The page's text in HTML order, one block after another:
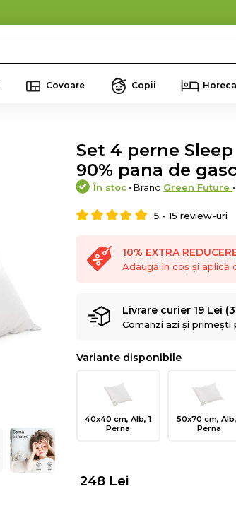
Covoare Copii Horeca
Set 4 perne
90% pana de
În stoc • Brand Green Future
5 -15 review-uri
10% EXTRA
Adaugă în coș și
Livrare curier 19 Lei
Comanzi azi și primești
Variante disponibile
40x40 cm, Alb, 1
Perna
50x70 cm, Alb,
Perna
248 Lei